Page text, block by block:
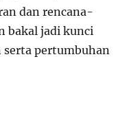
dan rencana-
bakal jadi kunci
serta pertumbuhan